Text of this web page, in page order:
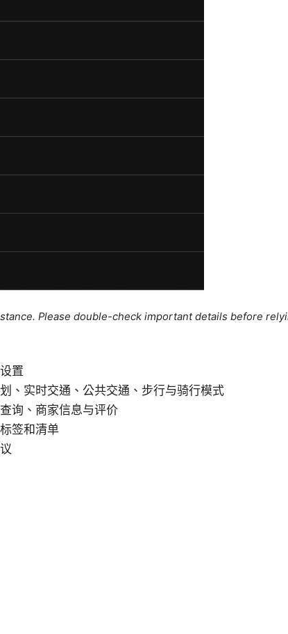
Please double-check important details before
置
、实时交通、公共交通、步行与骑行模式
询、商家信息与评价
签和清单